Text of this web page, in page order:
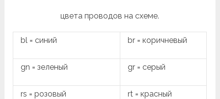
цвета проводов на схеме.
bl = синий br = коричневый
gn = зеленый gr = серый
rs = розовый rt = красный